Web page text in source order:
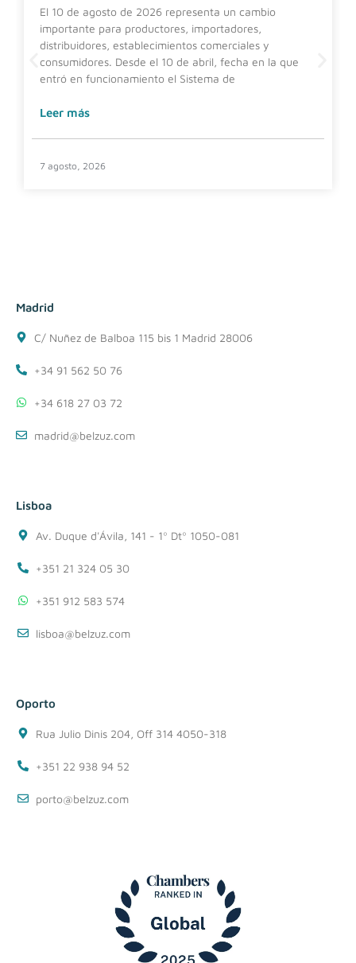
El 10 de agosto de 2026 representa un cambio
importante para productores, importadores,
distribuidores, establecimientos comerciales y
consumidores. Desde el 10 de abril, fecha en la que
entró en funcionamiento el Sistema de
Leer más
7 agosto, 2026
Madrid
C/ Nuñez de Balboa 115 bis 1 Madrid 28006
+34 91 562 50 76
+34 618 27 03 72
madrid@belzuz.com
Lisboa
Av. Duque d'Ávila, 141 - 1º Dtº 1050-081
+351 21 324 05 30
+351 912 583 574
lisboa@belzuz.com
Oporto
Rua Julio Dinis 204, Off 314 4050-318
+351 22 938 94 52
porto@belzuz.com